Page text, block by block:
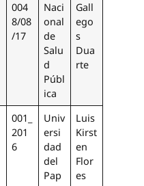
004
8/08
/17
Naci
onal
de
Salu
d
Públ
ica
Gall
ego
s
Dua
rte
001_
201
6
Univ
ersi
dad
del
Pap
Luis
Kirst
en
Flor
es